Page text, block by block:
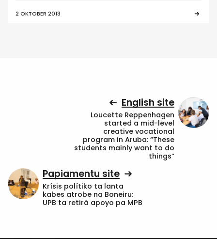
2 OKTOBER 2013
English site
Loucette Reppenhagen
started a mid-level
creative vocational
program in Aruba: “These
students mainly want to do
things”
Papiamentu site
Krísis polítiko ta lanta
kabes atrobe na Boneiru:
UPB ta retirá apoyo pa MPB